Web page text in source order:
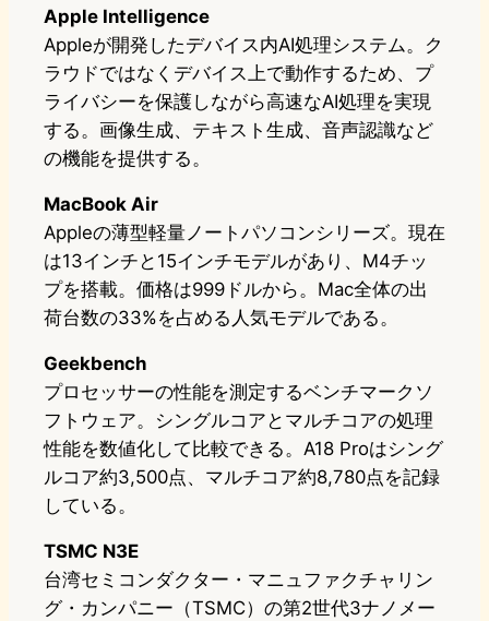
Apple Intelligence
Appleが開発したデバイス内AI処理システム。ク
ラウドではなくデバイス上で動作するため、プ
ライバシーを保護しながら高速なAI処理を実現
する。画像生成、テキスト生成、音声認識など
の機能を提供する。
MacBook Air
Appleの薄型軽量ノートパソコンシリーズ。現在
は13インチと15インチモデルがあり、M4チッ
プを搭載。価格は999ドルから。Mac全体の出
荷台数の33%を占める人気モデルである。
Geekbench
プロセッサーの性能を測定するベンチマークソ
フトウェア。シングルコアとマルチコアの処理
性能を数値化して比較できる。A18 Proはシング
ルコア約3,500点、マルチコア約8,780点を記録
している。
TSMC N3E
台湾セミコンダクター・マニュファクチャリン
グ・カンパニー（TSMC）の第2世代3ナノメー